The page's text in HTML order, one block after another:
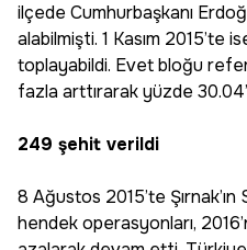
ilçede Cumhurbaşkanı
alabilmişti. 1 Kasım 2015’te
toplayabildi. Evet bloğu
fazla arttırarak yüzde
249 şehit verildi
8 Ağustos 2015’te
hendek operasyonları,